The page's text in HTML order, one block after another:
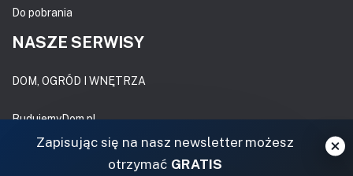
Do pobrania
NASZE SERWISY
DOM, OGRÓD I WNĘTRZA
BudujemyDom.pl
Projekty.BudujemyDom.pl
Zapisując się na nasz newsletter możesz
otrzymać GRATIS